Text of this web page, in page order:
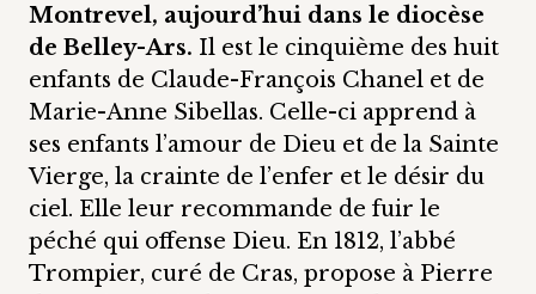
Montrevel, aujourd’hui dans le diocèse
de Belley-Ars. Il est le cinquième des huit
enfants de Claude-François Chanel et de
Marie-Anne Sibellas. Celle-ci apprend à
ses enfants l’amour de Dieu et de la Sainte
Vierge, la crainte de l’enfer et le désir du
ciel. Elle leur recommande de fuir le
péché qui offense Dieu. En 1812, l’abbé
Trompier, curé de Cras, propose à Pierre